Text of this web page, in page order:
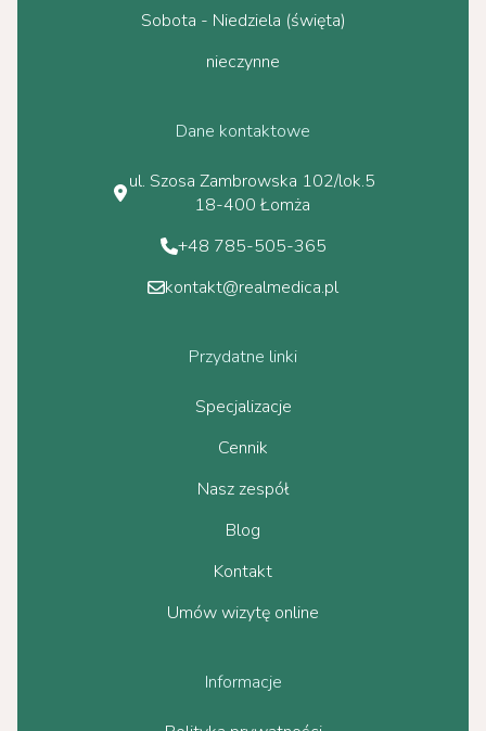
Sobota - Niedziela (święta)
nieczynne
Dane kontaktowe
ul. Szosa Zambrowska 102/lok.5
18-400 Łomża
+48 785-505-365
kontakt@realmedica.pl
Przydatne linki
Specjalizacje
Cennik
Nasz zespół
Blog
Kontakt
Umów wizytę online
Informacje